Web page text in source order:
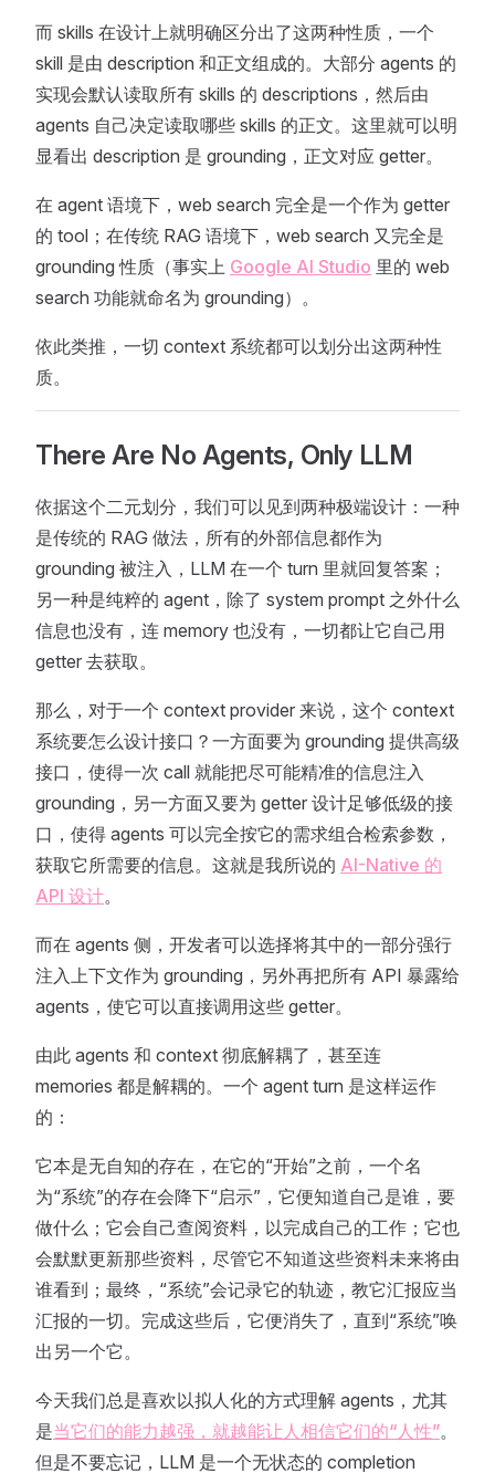
而 skills 在设计上就明确区分出了这两种性质，一个
skill 是由 description 和正文组成的。大部分 agents 的
实现会默认读取所有 skills 的 descriptions，然后由
agents 自己决定读取哪些 skills 的正文。这里就可以明
显看出 description 是 grounding，正文对应 getter。
在 agent 语境下，web search 完全是一个作为 getter
的 tool；在传统 RAG 语境下，web search 又完全是
grounding 性质（事实上 Google AI Studio 里的 web
search 功能就命名为 grounding）。
依此类推，一切 context 系统都可以划分出这两种性
质。
There Are No Agents, Only LLM
依据这个二元划分，我们可以见到两种极端设计：一种
是传统的 RAG 做法，所有的外部信息都作为
grounding 被注入，LLM 在一个 turn 里就回复答案；
另一种是纯粹的 agent，除了 system prompt 之外什么
信息也没有，连 memory 也没有，一切都让它自己用
getter 去获取。
那么，对于一个 context provider 来说，这个 context
系统要怎么设计接口？一方面要为 grounding 提供高级
接口，使得一次 call 就能把尽可能精准的信息注入
grounding，另一方面又要为 getter 设计足够低级的接
口，使得 agents 可以完全按它的需求组合检索参数，
获取它所需要的信息。这就是我所说的 AI-Native 的
API 设计。
而在 agents 侧，开发者可以选择将其中的一部分强行
注入上下文作为 grounding，另外再把所有 API 暴露给
agents，使它可以直接调用这些 getter。
由此 agents 和 context 彻底解耦了，甚至连
memories 都是解耦的。一个 agent turn 是这样运作
的：
它本是无自知的存在，在它的“开始”之前，一个名
为“系统”的存在会降下“启示”，它便知道自己是谁，要
做什么；它会自己查阅资料，以完成自己的工作；它也
会默默更新那些资料，尽管它不知道这些资料未来将由
谁看到；最终，“系统”会记录它的轨迹，教它汇报应当
汇报的一切。完成这些后，它便消失了，直到“系统”唤
出另一个它。
今天我们总是喜欢以拟人化的方式理解 agents，尤其
是当它们的能力越强，就越能让人相信它们的“人性”。
但是不要忘记，LLM 是一个无状态的 completion